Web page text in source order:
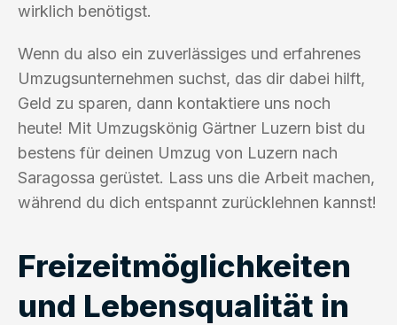
wirklich benötigst.
Wenn du also ein zuverlässiges und erfahrenes
Umzugsunternehmen suchst, das dir dabei hilft,
Geld zu sparen, dann kontaktiere uns noch
heute! Mit Umzugskönig Gärtner Luzern bist du
bestens für deinen Umzug von Luzern nach
Saragossa gerüstet. Lass uns die Arbeit machen,
während du dich entspannt zurücklehnen kannst!
Freizeitmöglichkeiten
und Lebensqualität in